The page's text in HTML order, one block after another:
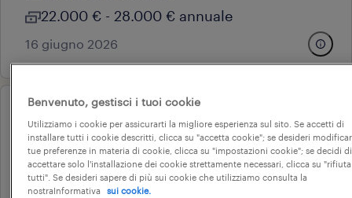
22.000 € - 28.000 € annuale
16 giugno 2026
professional
impiegato back office categoria
protetta l.68/99
napoli, campania
Benvenuto, gestisci i tuoi cookie
Utilizziamo i cookie per assicurarti la migliore esperienza sul sito. Se accetti di
installare tutti i cookie descritti, clicca su "accetta cookie"; se desideri
tue preferenze in materia di cookie, clicca su "impostazioni cookie"; se decidi di
accettare solo l'installazione dei cookie strettamente necessari, clicca su "rifiuta
tutti". Se desideri sapere di più sui cookie che utilizziamo consulta la
nostraInformativa
sui cookie.